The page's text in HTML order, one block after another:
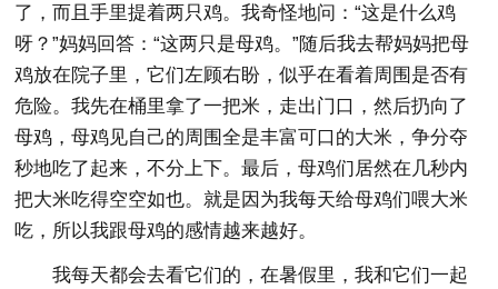
了，而且手里提着两只鸡。我奇怪地问：“这是什么鸡
呀？”妈妈回答：“这两只是母鸡。”随后我去帮妈妈把母
鸡放在院子里，它们左顾右盼，似乎在看着周围是否有
危险。我先在桶里拿了一把米，走出门口，然后扔向了
母鸡，母鸡见自己的周围全是丰富可口的大米，争分夺
秒地吃了起来，不分上下。最后，母鸡们居然在几秒内
把大米吃得空空如也。就是因为我每天给母鸡们喂大米
吃，所以我跟母鸡的感情越来越好。
我每天都会去看它们的，在暑假里，我和它们一起